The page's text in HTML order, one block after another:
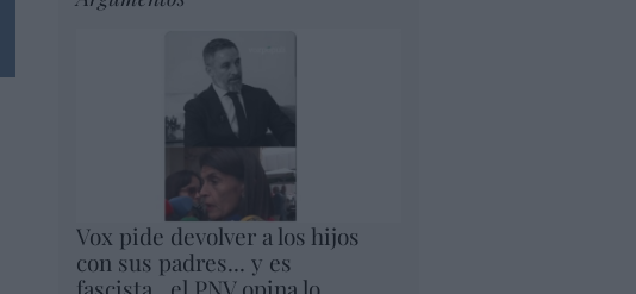
Vox pide devolver a los hijos
con sus padres... y es